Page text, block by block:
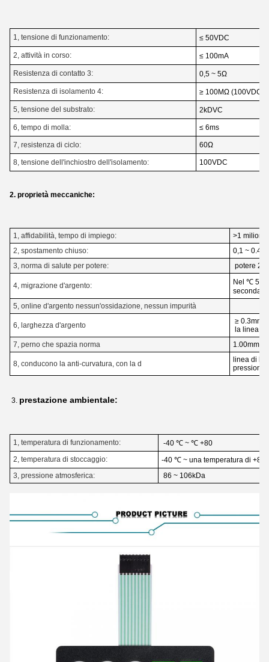
1, tensione di funzionamento: ≤ 50VDC
2, attività in corso: ≤ 100mA
Resistenza di contatto 3: 0,5 ~ 5Ω
Resistenza di isolamento 4: ≥ 100MΩ (100VDC)
5, tensione del substrato: 2kDVC
6, tempo di molla: ≤ 6ms
7, resistenza di ciclo: 60Ω
8, tensione dell'inchiostro dell'isolamento: 100VDC
2. proprietà meccaniche:
1, affidabilità, tempo di impiego:
>1 milione
2, spostamento chiuso:
0,1 ~
3, norma di salute per potere:
potere
4, migrazione d'argento:
Nel ℃ 55,
seconda
5, online d'argento nessun'ossidazione, nessun impurità
6, larghezza d'argento
≥ 0.3mm,
la linea
7, perno che spazia norma
1.00mm
8, conducono la anti-curvatura, con la d
linea di
pressione
3. prestazione ambientale:
1, temperatura di funzionamento:
-40 ℃ ~ ℃ +80
2, temperatura di stoccaggio:
-40 ℃ ~ una temperatura di +85
3, pressione atmosferica:
86 ~ 106kDa